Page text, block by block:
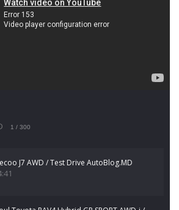
1 / 300
J7 AWD / Test Drive AutoBlog.MD